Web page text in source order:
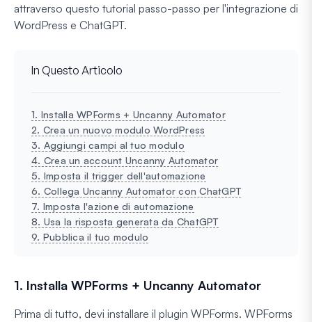
attraverso questo tutorial passo-passo per l'integrazione di
WordPress e ChatGPT.
In Questo Articolo
1. Installa WPForms + Uncanny Automator
2. Crea un nuovo modulo WordPress
3. Aggiungi campi al tuo modulo
4. Crea un account Uncanny Automator
5. Imposta il trigger dell'automazione
6. Collega Uncanny Automator con ChatGPT
7. Imposta l'azione di automazione
8. Usa la risposta generata da ChatGPT
9. Pubblica il tuo modulo
1. Installa WPForms + Uncanny Automator
Prima di tutto, devi installare il plugin WPForms. WPForms